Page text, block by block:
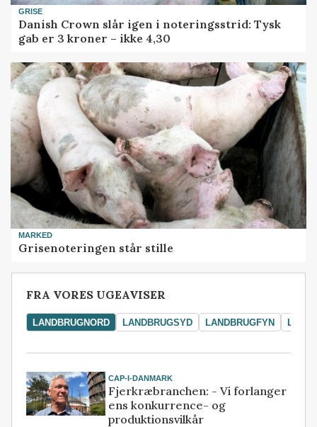
GRISE
Danish Crown slår igen i noteringsstrid: Tysk
gab er 3 kroner – ikke 4,30
MARKED
Grisenoteringen står stille
FRA VORES UGEAVISER
LANDBRUGNORD LANDBRUGSYD LANDBRUGFYN
CAP-I-DANMARK
Fjerkræbranchen: - Vi forlanger
ens konkurrence- og
produktionsvilkår